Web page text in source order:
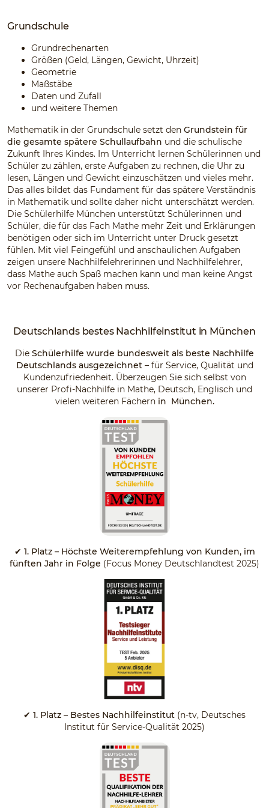
Grundschule
Grundrechenarten
Größen (Geld, Längen, Gewicht, Uhrzeit)
Geometrie
Maßstäbe
Daten und Zufall
und weitere Themen
Mathematik in der Grundschule setzt den Grundstein für
die gesamte spätere Schullaufbahn und die schulische
Zukunft Ihres Kindes. Im Unterricht lernen Schülerinnen und
Schüler zu zählen, erste Aufgaben zu rechnen, die Uhr zu
lesen, Längen und Gewicht einzuschätzen und vieles mehr.
Das alles bildet das Fundament für das spätere Verständnis
in Mathematik und sollte daher nicht unterschätzt werden.
Die Schülerhilfe München unterstützt Schülerinnen und
Schüler, die für das Fach Mathe mehr Zeit und Erklärungen
benötigen oder sich im Unterricht unter Druck gesetzt
fühlen. Mit viel Feingefühl und anschaulichen Aufgaben
zeigen unsere Nachhilfelehrerinnen und Nachhilfelehrer,
dass Mathe auch Spaß machen kann und man keine Angst
vor Rechenaufgaben haben muss.
Deutschlands bestes Nachhilfeinstitut in München
Die Schülerhilfe wurde bundesweit als beste Nachhilfe
Deutschlands ausgezeichnet– für Service, Qualität und
Kundenzufriedenheit. Überzeugen Sie sich selbst von
unserer Profi-Nachhilfe in Mathe, Deutsch, Englisch und
vielen weiteren Fächern in München.
✔ 1. Platz – Höchste Weiterempfehlung von Kunden, im
fünften Jahr in Folge (Focus Money Deutschlandtest 2025)
✔ 1. Platz – Bestes Nachhilfeinstitut (n-tv, Deutsches
Institut für Service-Qualität 2025)